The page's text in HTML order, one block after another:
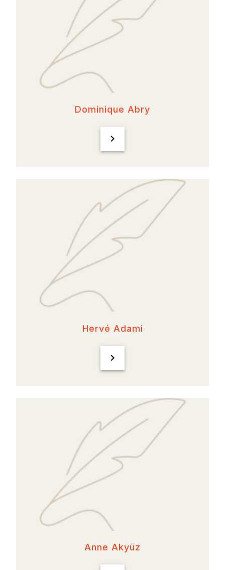
Dominique Abry
chevron_right
Hervé Adami
chevron_right
Anne Akyüz